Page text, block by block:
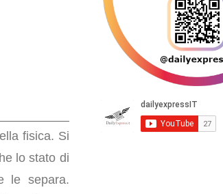
fisica. Si
lo stato di
le separa.